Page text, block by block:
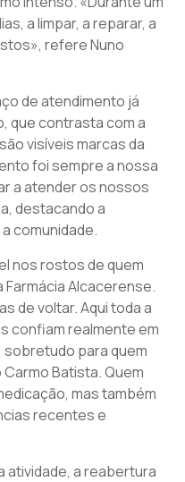
a limpar, a reparar, a
refere Nuno
de atendimento já
que contrasta com a
visíveis marcas da
foi sempre a nossa
a atender os nossos
destacando a
comunidade.
nos rostos de quem
Alcacerense.
de voltar. Aqui toda a
confiam realmente em
sobretudo para quem
Batista. Quem
mas também
recentes e
atividade, a reabertura